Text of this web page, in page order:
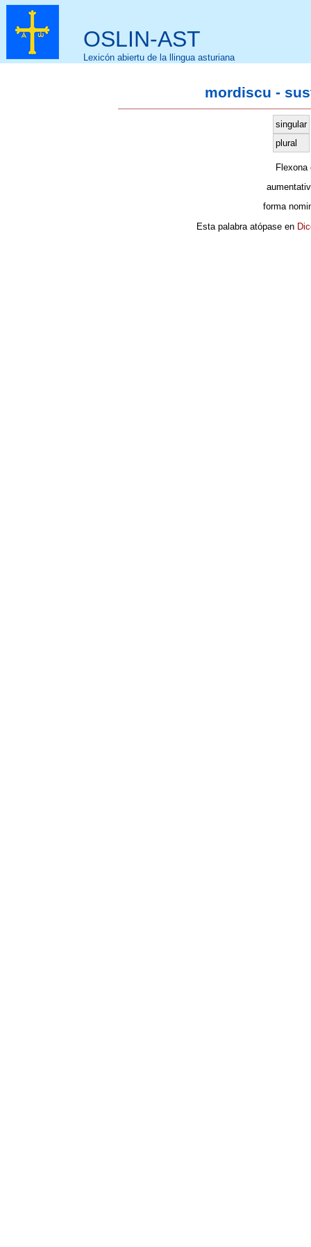
OSLIN-AST
Lexicón abiertu de la llingua asturiana
mordiscu -
singular
plural
forma
Esta palabra atópase en